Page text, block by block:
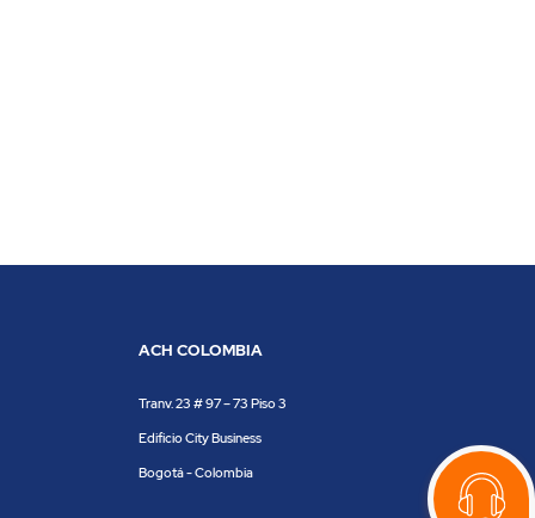
ACH COLOMBIA
Tranv. 23 # 97 – 73 Piso 3
Edificio City Business
Bogotá - Colombia